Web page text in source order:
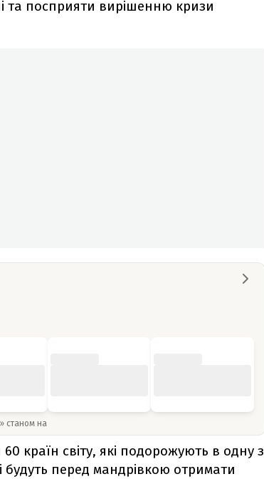
та посприяти вирішенню кризи
станом на
країн світу, які подорожують в одну з
перед мандрівкою отримати